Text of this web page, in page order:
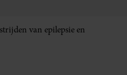
van epilepsie en